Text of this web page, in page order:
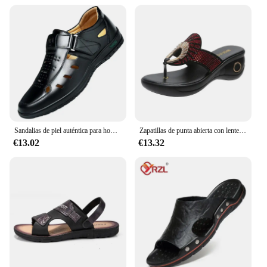
Sandalias de piel auténtica para hombre, zapatos informales transpirables, zuecos antideslizantes para exteriores, Sandalias de playa hechas a mano para verano
€13.02
Zapatillas de punta abierta con lentejuelas para mujer, plataforma decorativa, mariquita, dulce, moda Popular, cómodas, tacón alto y grueso, novedad de verano
€13.32